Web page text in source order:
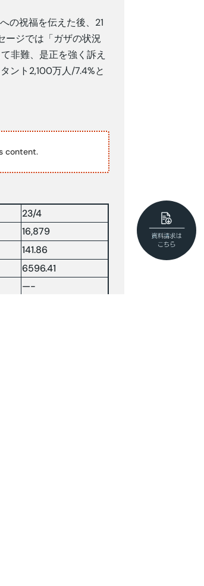
の祝福を伝えた後、21
ージでは「ガザの状況
非難、是正を強く訴え
ント2,100万人/7.4%と
content.
23/4
16,879
141.86
6596.41
—-